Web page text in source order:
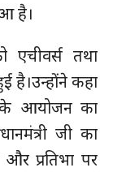
है।
तथा
है।उन्होंने कहा
के आयोजन का
जी का
प्रतिभा पर